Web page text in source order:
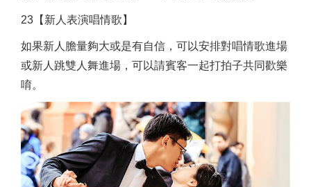
23【新人表演唱情歌】
如果新人膽量夠大或是有自信，可以安排對唱情歌進場
或新人跳雙人舞進場，可以請賓客一起打拍子共同歡樂
唷。